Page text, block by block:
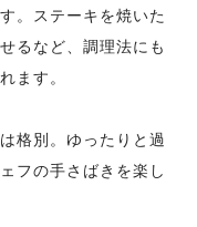
。ステーキを焼いた
るなど、調理法にも
ます。
格別。ゆったりと過
フの手さばきを楽し